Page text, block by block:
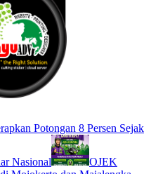
Potongan 8 Persen Sejak
Nasional
OJEK